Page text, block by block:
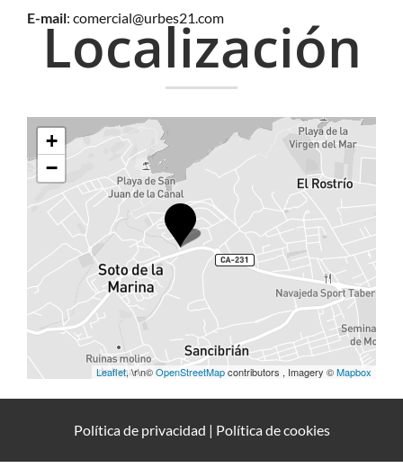
Localización
+
−
Leaflet, \r\n©OpenStreetMapcontributors , Imagery ©Mapbox
E-mail: comercial@urbes21.com
Política de privacidad | Política de cookies